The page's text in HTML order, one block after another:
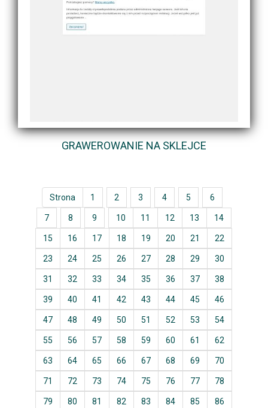
GRAWEROWANIE NA SKLEJCE
Strona 1 2 3 4 5 6
7 8 9 10 11 12 13 14
15 16 17 18 19 20 21 22
23 24 25 26 27 28 29 30
31 32 33 34 35 36 37 38
39 40 41 42 43 44 45 46
47 48 49 50 51 52 53 54
55 56 57 58 59 60 61 62
63 64 65 66 67 68 69 70
71 72 73 74 75 76 77 78
79 80 81 82 83 84 85 86